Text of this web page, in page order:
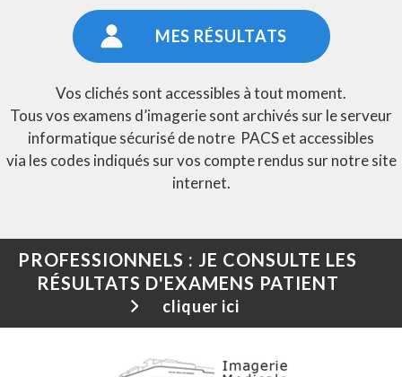
MES RÉSULTATS
Vos clichés sont accessibles à tout moment.
Tous vos examens d’imagerie sont archivés sur le serveur
informatique sécurisé de notre PACS et accessibles
via les codes indiqués sur vos compte rendus sur notre site
internet.
PROFESSIONNELS : JE CONSULTE LES
RÉSULTATS D'EXAMENS PATIENT
cliquer ici